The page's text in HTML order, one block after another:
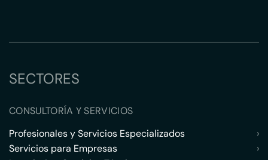
SECTORES
CONSULTORÍA Y SERVICIOS
Profesionales y Servicios Especializados
›
Servicios para Empresas
›